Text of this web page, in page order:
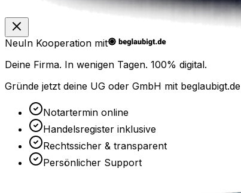
NeuIn Kooperation mit
Deine Firma. In wenigen Tagen. 100% digital.
Gründe jetzt deine UG oder GmbH mit beglaubigt.de
Notartermin online
Handelsregister inklusive
Rechtssicher & transparent
Persönlicher Support